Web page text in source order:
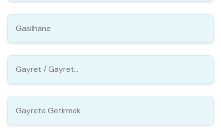
Gasilhane
Gayret / Gayret...
Gayrete Getirmek